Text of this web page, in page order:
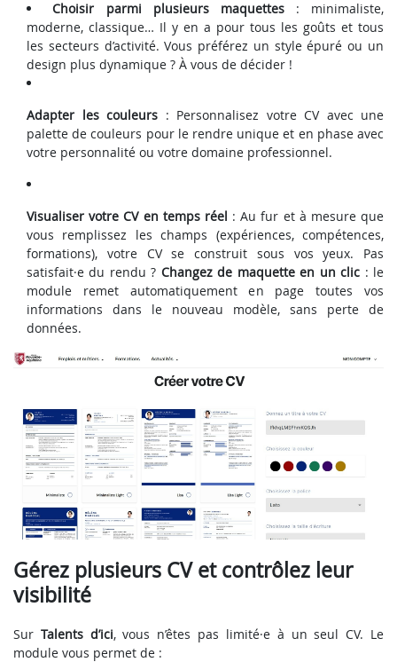
Choisir parmi plusieurs maquettes: minimaliste,
moderne, classique… Il y en a pour tous les goûts et tous
les secteurs d’activité. Vous préférez un style épuré ou un
design plus dynamique ? À vous de décider !
Adapter les couleurs : Personnalisez votre CV avec une
palette de couleurs pour le rendre unique et en phase avec
votre personnalité ou votre domaine professionnel.
Visualiser votre CV en temps réel : Au fur et à mesure que
vous remplissez les champs (expériences, compétences,
formations), votre CV se construit sous vos yeux. Pas
satisfait·e du rendu ? Changez de maquette en un clic : le
module remet automatiquement en page toutes vos
informations dans le nouveau modèle, sans perte de
données.
Gérez plusieurs CV et contrôlez leur
visibilité
Sur Talents d’ici, vous n’êtes pas limité·e à un seul CV. Le
module vous permet de :